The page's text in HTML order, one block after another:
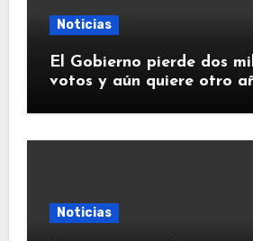
Noticias
El Gobierno pierde dos
votos y aún quiere otro
Noticias